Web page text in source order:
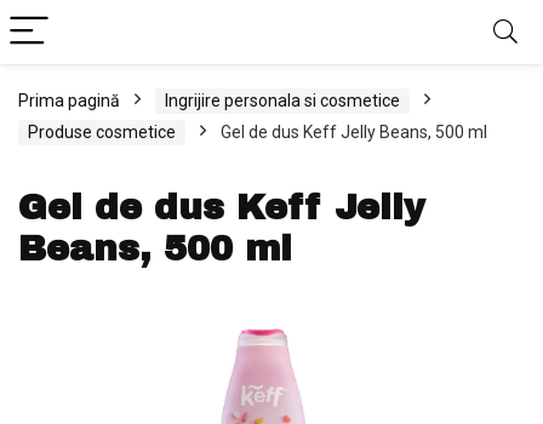
Prima pagină
Ingrijire personala si cosmetice
Produse cosmetice
Gel de dus Keff Jelly Beans, 500 ml
Gel de dus Keff Jelly
Beans, 500 ml